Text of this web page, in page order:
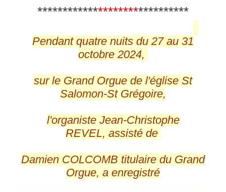
******************************
Pendant quatre nuits du 27 au 31
octobre 2024,
sur le Grand Orgue de l'église St
Salomon-St Grégoire,
l'organiste Jean-Christophe
REVEL, assisté de
Damien COLCOMB titulaire du Grand
Orgue, a enregistré